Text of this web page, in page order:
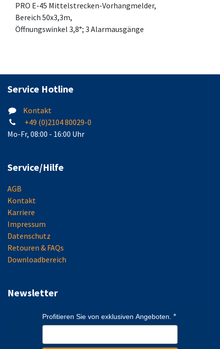
PRO E-45 Mittelstrecken-Vorhangmelder,
Bereich 50x3,3m,
Öffnungswinkel 3,8°; 3 Alarmausgänge
Service Hotline
Kontakt
+49 (0)2104 80029-0
Mo-Fr, 08:00 - 16:00 Uhr
Service/Hilfe
AGB
Kontakt
Karriere
Impressum
Datenschutz
Retouren & FAQs
Downloadbereich
Newsletter
Profitieren Sie von exklusiven Angeboten.